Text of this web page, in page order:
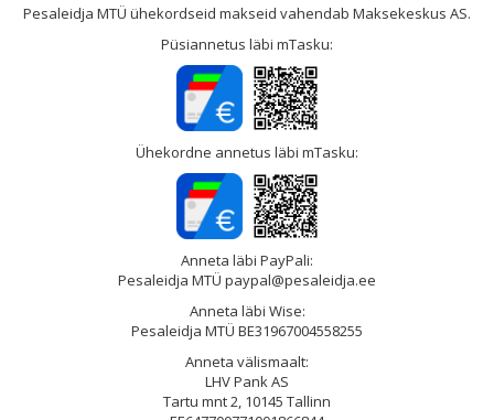
Pesaleidja MTÜ ühekordseid makseid vahendab Maksekeskus AS.
Püsiannetus läbi mTasku:
Ühekordne annetus läbi mTasku:
Anneta läbi PayPali:
Pesaleidja MTÜ paypal@pesaleidja.ee
Anneta läbi Wise:
Pesaleidja MTÜ BE31967004558255
Anneta välismaalt:
LHV Pank AS
Tartu mnt 2, 10145 Tallinn